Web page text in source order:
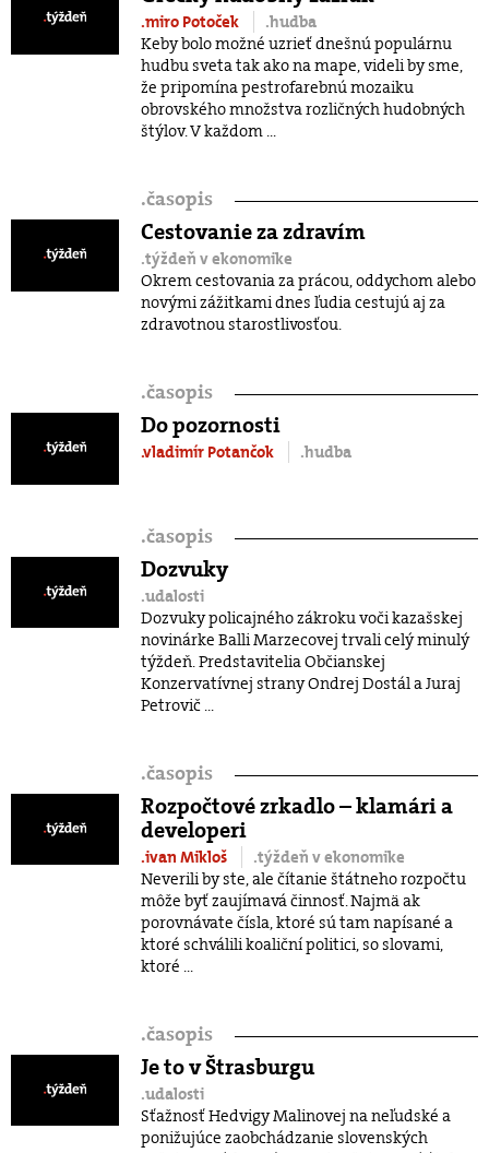
.miro Potoček
.hudba
Keby bolo možné uzrieť dnešnú populárnu
hudbu sveta tak ako na mape, videli by sme,
že pripomína pestrofarebnú mozaiku
obrovského množstva rozličných hudobných
štýlov. V každom ...
.časopis
Cestovanie za zdravím
.týždeň v ekonomike
Okrem cestovania za prácou, oddychom alebo
novými zážitkami dnes ľudia cestujú aj za
zdravotnou starostlivosťou.
.časopis
Do pozornosti
.vladimír Potančok .hudba
.časopis
Dozvuky
.udalosti
Dozvuky policajného zákroku voči kazašskej
novinárke Balli Marzecovej trvali celý minulý
týždeň. Predstavitelia Občianskej
Konzervatívnej strany Ondrej Dostál a Juraj
Petrovič ...
.časopis
Rozpočtové zrkadlo – klamári a
developeri
.ivan Mikloš
.týždeň v ekonomike
Neverili by ste, ale čítanie štátneho rozpočtu
môže byť zaujímavá činnosť. Najmä ak
porovnávate čísla, ktoré sú tam napísané a
ktoré schválili koaliční politici, so slovami,
ktoré ...
.časopis
Je to v Štrasburgu
.udalosti
Sťažnosť Hedvigy Malinovej na neľudské a
ponižujúce zaobchádzanie slovenských